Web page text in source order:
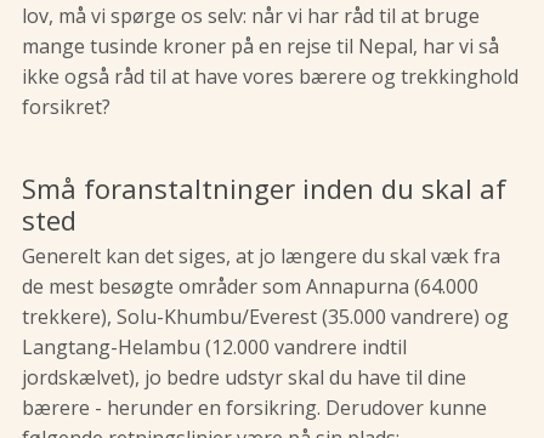
lov, må vi spørge os selv: når vi har råd til at bruge
mange tusinde kroner på en rejse til Nepal, har vi så
ikke også råd til at have vores bærere og trekkinghold
forsikret?
Små foranstaltninger inden du skal af
sted
Generelt kan det siges, at jo længere du skal væk fra
de mest besøgte områder som Annapurna (64.000
trekkere), Solu-Khumbu/Everest (35.000 vandrere) og
Langtang-Helambu (12.000 vandrere indtil
jordskælvet), jo bedre udstyr skal du have til dine
bærere - herunder en forsikring. Derudover kunne